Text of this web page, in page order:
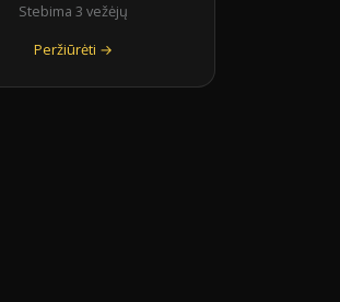
Stebima 3 vežėjų
Peržiūrėti →